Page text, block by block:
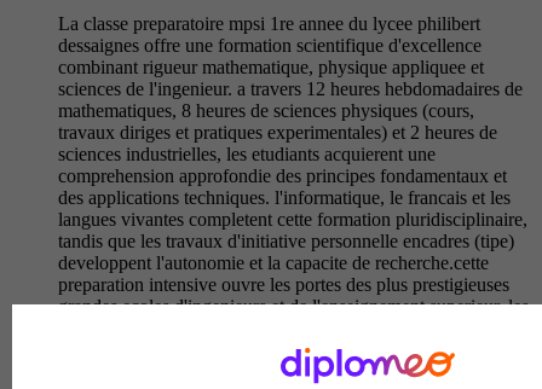
La classe preparatoire mpsi 1re annee du lycee philibert
dessaignes offre une formation scientifique d'excellence
combinant rigueur mathematique, physique appliquee et
sciences de l'ingenieur. a travers 12 heures hebdomadaires de
mathematiques, 8 heures de sciences physiques (cours,
travaux diriges et pratiques experimentales) et 2 heures de
sciences industrielles, les etudiants acquierent une
comprehension approfondie des principes fondamentaux et
des applications techniques. l'informatique, le francais et les
langues vivantes completent cette formation pluridisciplinaire,
tandis que les travaux d'initiative personnelle encadres (tipe)
developpent l'autonomie et la capacite de recherche.cette
preparation intensive ouvre les portes des plus prestigieuses
grandes ecoles d'ingenieurs et de l'enseignement superieur. les
cadres capables de maitriser la complexite technique et
d'innover dans des secteurs cles de l'industrie, de l'energie ou